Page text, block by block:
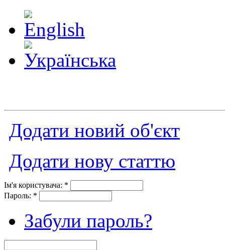
Додати новий об'єкт
Додати нову статтю
Ім'я користувача: *
Пароль: *
Забули пароль?